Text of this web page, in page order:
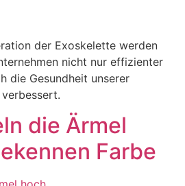
der Exoskelette werden
nicht nur effizienter
die Gesundheit unserer
die Ärmel
Farbe